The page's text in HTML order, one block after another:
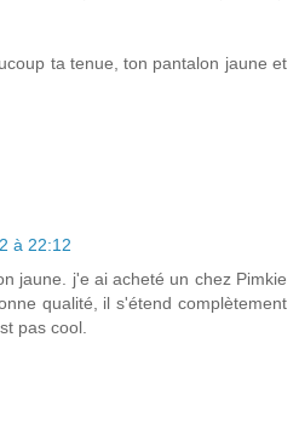
ta tenue, ton pantalon jaune et
à 22:12
jaune. j'e ai acheté un chez Pimkie
qualité, il s'étend complètement
pas cool.